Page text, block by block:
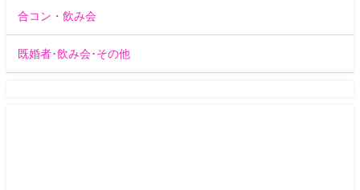
合コン・飲み会
既婚者･飲み会･その他